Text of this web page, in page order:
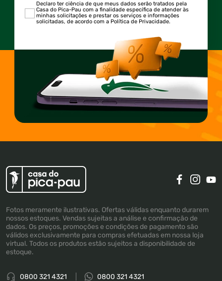
Declaro ter ciência de que meus dados serão tratados pela
Casa do Pica-Pau com a finalidade específica de atender às
minhas solicitações e prestar os serviços e informações
solicitadas, de acordo com a Política de Privacidade.
Fotos meramente ilustrativas. Ofertas válidas enquanto durarem
nossos estoques. Vendas sujeitas a análise e confirmação de
dados. Os preços, promoções e condições de pagamento são
válidos exclusivamente para compras efetuadas em nossa loja
virtual. Todos os produtos estão sujeitos a disponibilidade de
estoque.
0800 321 4321 0800 321 4321